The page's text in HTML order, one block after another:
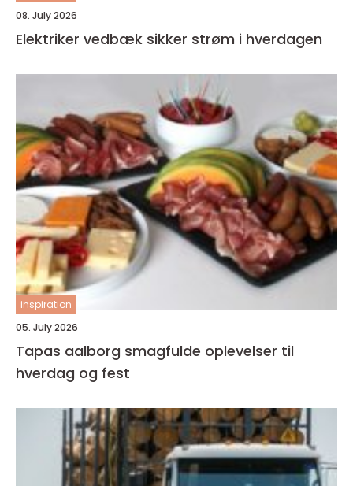
08. July 2026
Elektriker vedbæk sikker strøm i hverdagen
inspiration
05. July 2026
Tapas aalborg smagfulde oplevelser til
hverdag og fest